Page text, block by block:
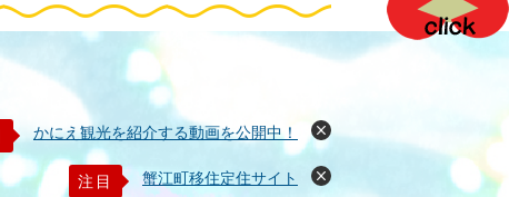
かにえ観光を紹介する動画を公開中！
閉
じ
る
注目 蟹江町移住定住サイト
閉